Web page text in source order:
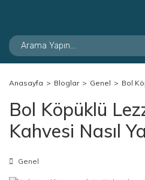
Anasayfa Bloglar Genel Bol
Bol Köpüklü
Kahvesi Nasıl
Genel